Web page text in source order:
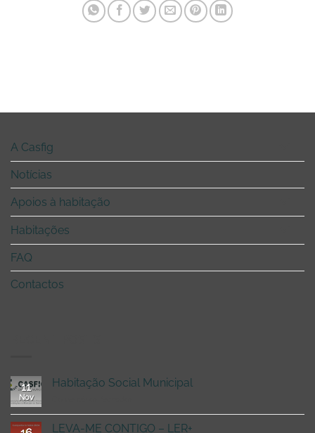
A Casfig
Notícias
Apoios à habitação
Habitações
FAQ
Contactos
11
Nov
Habitação Social Municipal
Social
LEVA-ME CONTIGO – LER+